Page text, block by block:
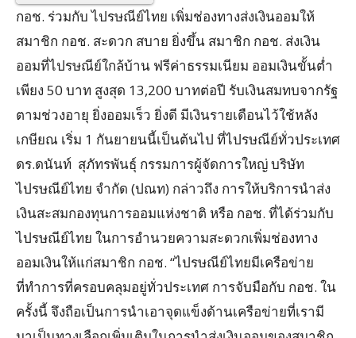
กอช. ร่วมกับ ไปรษณีย์ไทย เพิ่มช่องทางส่งเงินออมให้
สมาชิก กอช. สะดวก สบาย ยิ่งขึ้น สมาชิก กอช. ส่งเงิน
ออมที่ไปรษณีย์ใกล้บ้าน ฟรีค่าธรรมเนียม ออมเงินขั้นต่ำ
เพียง 50 บาท สูงสุด 13,200 บาทต่อปี รับเงินสมทบจากรัฐ
ตามช่วงอายุ ยิ่งออมเร็ว ยิ่งดี มีเงินรายเดือนไว้ใช้หลัง
เกษียณ เริ่ม 1 กันยายนนี้เป็นต้นไป ที่ไปรษณีย์ทั่วประเทศ
ดร.ดนันท์ สุภัทรพันธุ์ กรรมการผู้จัดการใหญ่ บริษัท
ไปรษณีย์ไทย จำกัด (ปณท) กล่าวถึง การให้บริการนำส่ง
เงินสะสมกองทุนการออมแห่งชาติ หรือ กอช. ที่ได้ร่วมกับ
ไปรษณีย์ไทย ในการอำนวยความสะดวกเพิ่มช่องทาง
ออมเงินให้แก่สมาชิก กอช. “ไปรษณีย์ไทยมีเครือข่าย
ที่ทำการที่ครอบคลุมอยู่ทั่วประเทศ การจับมือกับ กอช. ใน
ครั้งนี้ จึงถือเป็นการนำเอาจุดแข็งด้านเครือข่ายที่เรามี